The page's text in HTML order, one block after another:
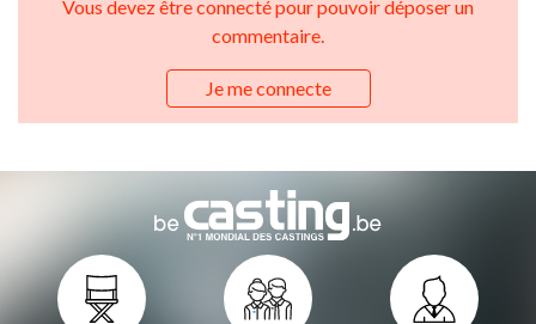
Vous devez être connecté pour pouvoir déposer un
commentaire.
Je me connecte